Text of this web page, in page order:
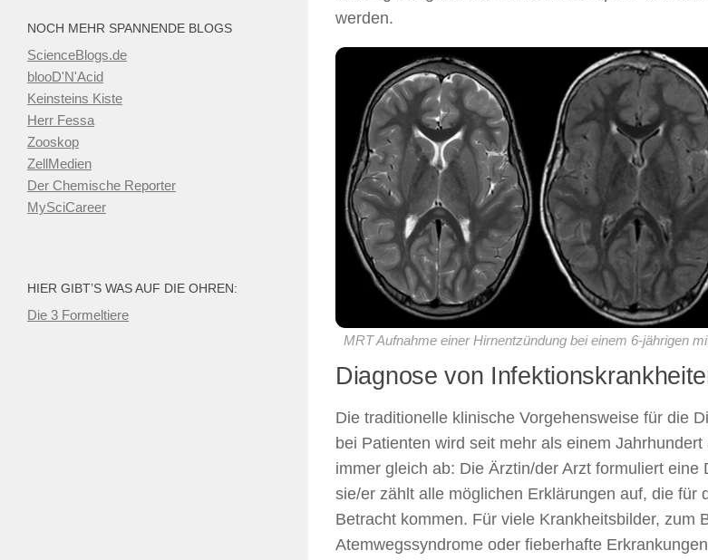
werden.
MRT Aufnahme einer Hirnentzündung bei einem 6-jährigen
Diagnose von
Die traditionelle klinische Vorgehensweise für die
bei Patienten wird seit mehr als einem
immer gleich ab: Die Ärztin/der Arzt formuliert
sie/er zählt alle möglichen Erklärungen auf, die für
Betracht kommen. Für viele Krankheitsbilder, zum
Atemwegssyndrome oder fieberhafte
NOCH MEHR SPANNENDE BLOGS
ScienceBlogs.de
blooD'N'Acid
Keinsteins Kiste
Herr Fessa
Zooskop
ZellMedien
Der Chemische Reporter
MySciCareer
HIER GIBT’S WAS AUF DIE OHREN:
Die 3 Formeltiere